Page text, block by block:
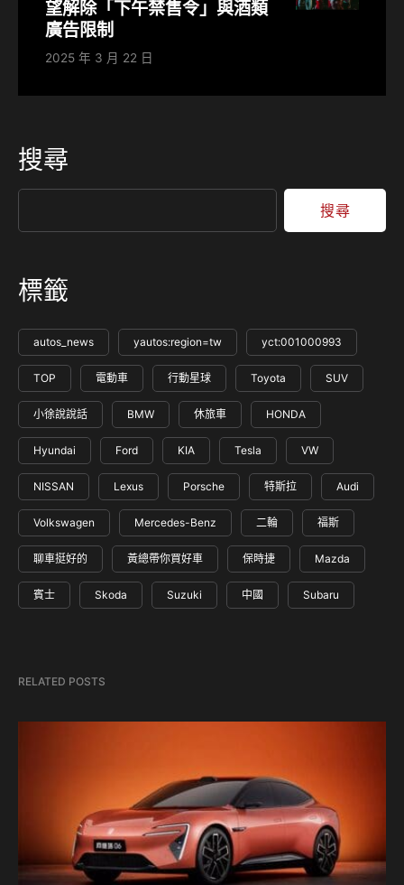
望解除「下午禁售令」與酒類
廣告限制
2025 年 3 月 22 日
搜尋
搜尋
標籤
autos_news yautos:region=tw yct:001000993
TOP 電動車 行動星球 Toyota SUV
小徐說說話 BMW 休旅車 HONDA
Hyundai Ford KIA Tesla VW
NISSAN Lexus Porsche 特斯拉 Audi
Volkswagen Mercedes-Benz 二輪 福斯
聊車挺好的 黃總帶你買好車 保時捷 Mazda
賓士 Skoda Suzuki 中國 Subaru
RELATED POSTS